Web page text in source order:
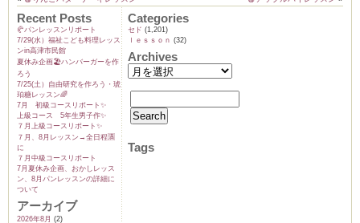
Recent Posts
🥐パンレッスンリポート
7/29(水）福祉こども料理レッス
ンin高津市民館
夏休み企画🏖️ハンバーガーを作
ろう
7/25(土）自由研究を作ろう・琥
珀糖レッスン🌈
7月 初級コースリポート✨️
上級コース 5年生男子作✨️
７月上級コースリポート✨️
７月、8月レッスン→全日程🈵
に
７月中級コースリポート
7月夏休み企画、おかしレッス
ン、8月パンレッスンの詳細に
ついて
アーカイブ
2026年8月 (2)
Categories
セド (1,201)
ｌｅｓｓｏｎ (32)
Archives
Tags